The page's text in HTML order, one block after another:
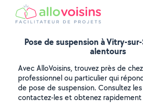
Pose de suspension à Vitry-
alentours
Avec AlloVoisins, trouvez près de
professionnel ou particulier qui
de pose de suspension. Consultez
contactez-les et obtenez rapidement